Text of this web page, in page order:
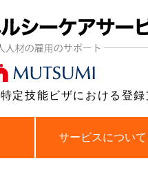
特定技能ビザにおける登
サービスについて